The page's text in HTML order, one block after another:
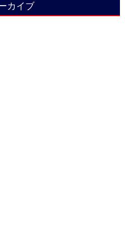
カイブ